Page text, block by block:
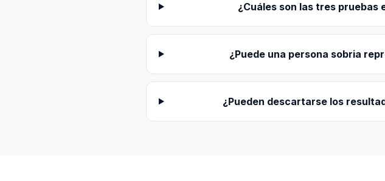
¿Cuáles son las tres pruebas
¿Puede una persona sobria
¿Pueden descartarse los